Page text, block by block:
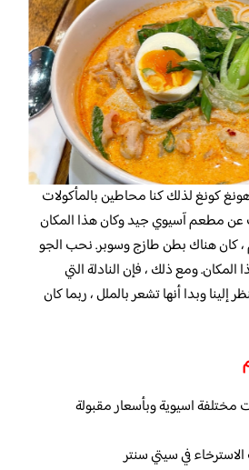
كونغ لذلك كنا محاطين بالمأكولات
عن مطعم آسيوي جيد وكان هذا المكان
كان هناك بطن طازج وسوبر. نحب الجو
ومع ذلك ، فإن النادلة التي
إلينا وبدا أنها تشعر بالملل ، ربما كان
اسيوية وبأسعار مقبولة
في سيتي سنتر